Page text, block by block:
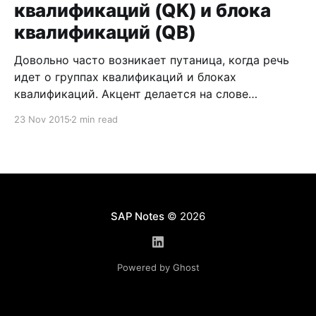
создали
квалификаций (QK) и блока
квалификаций (QB)
Довольно часто возникает путаница, когда речь
идет о группах квалификаций и блоках
квалификаций. Акцент делается на слове
23 Nov 2015 2 min read
SAP Notes© 2026
Powered by Ghost